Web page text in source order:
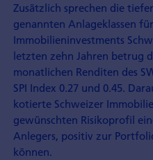
Zusätzlich sprechen die
genannten Anlageklassen
Immobilieninvestments
letzten zehn Jahren betrug
monatlichen Renditen des
SPI Index 0.27 und 0.45.
kotierte Schweizer
gewünschten Risikoprofil
Anlegers, positiv zur
können.